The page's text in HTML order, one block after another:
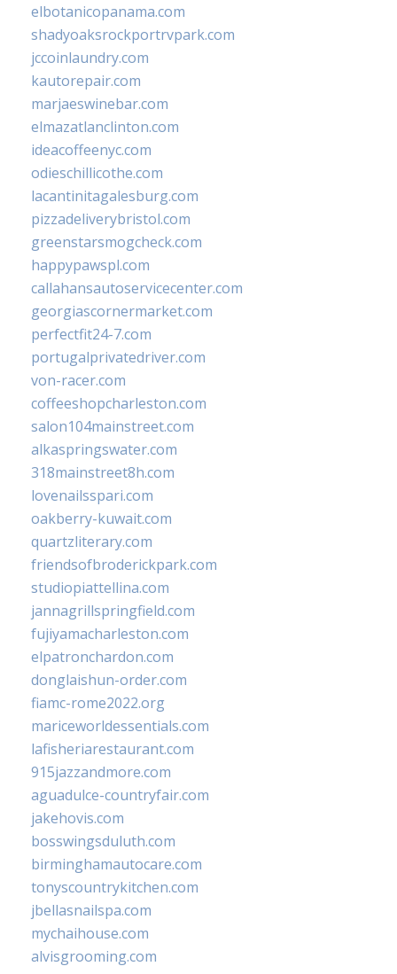
elbotanicopanama.com
shadyoaksrockportrvpark.com
jccoinlaundry.com
kautorepair.com
marjaeswinebar.com
elmazatlanclinton.com
ideacoffeenyc.com
odieschillicothe.com
lacantinitagalesburg.com
pizzadeliverybristol.com
greenstarsmogcheck.com
happypawspl.com
callahansautoservicecenter.com
georgiascornermarket.com
perfectfit24-7.com
portugalprivatedriver.com
von-racer.com
coffeeshopcharleston.com
salon104mainstreet.com
alkaspringswater.com
318mainstreet8h.com
lovenailsspari.com
oakberry-kuwait.com
quartzliterary.com
friendsofbroderickpark.com
studiopiattellina.com
jannagrillspringfield.com
fujiyamacharleston.com
elpatronchardon.com
donglaishun-order.com
fiamc-rome2022.org
mariceworldessentials.com
lafisheriarestaurant.com
915jazzandmore.com
aguadulce-countryfair.com
jakehovis.com
bosswingsduluth.com
birminghamautocare.com
tonyscountrykitchen.com
jbellasnailspa.com
mychaihouse.com
alvisgrooming.com